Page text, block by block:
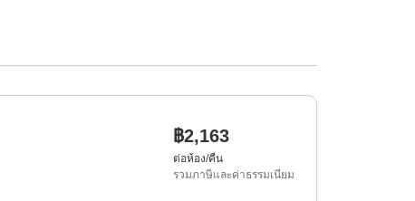
฿2,163
ต่อห้อง/คืน
รวมภาษีและค่าธรรมเนียม